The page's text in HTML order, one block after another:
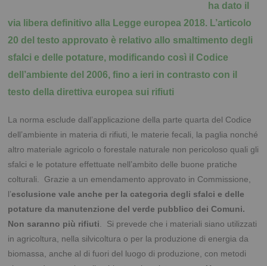
ha dato il
via libera definitivo alla Legge europea 2018. L’articolo
20 del testo approvato è relativo allo smaltimento degli
sfalci e delle potature, modificando così il Codice
dell’ambiente del 2006, fino a ieri in contrasto con il
testo della direttiva europea sui rifiuti
La norma esclude dall’applicazione della parte quarta del Codice
dell’ambiente in materia di rifiuti, le materie fecali, la paglia nonché
altro materiale agricolo o forestale naturale non pericoloso quali gli
sfalci e le potature effettuate nell’ambito delle buone pratiche
colturali. Grazie a un emendamento approvato in Commissione,
l’esclusione vale anche per la categoria degli sfalci e delle
potature da manutenzione del verde pubblico dei Comuni.
Non saranno più rifiuti. Si prevede che i materiali siano utilizzati
in agricoltura, nella silvicoltura o per la produzione di energia da
biomassa, anche al di fuori del luogo di produzione, con metodi